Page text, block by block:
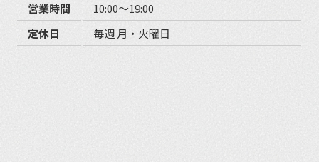
営業時間
10:00〜19:00
定休日
毎週 月・火曜日